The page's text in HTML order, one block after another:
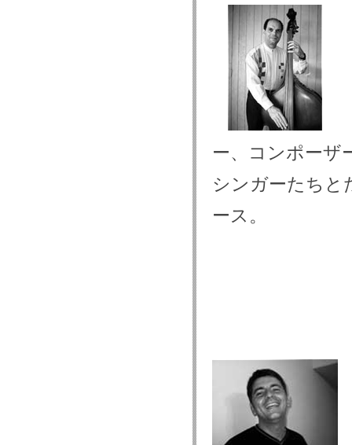
ー、コンポーザ
シンガーたちと
ース。